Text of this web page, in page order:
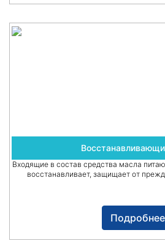
Входящие в состав средства масла
восстанавливает, защищает от
Подробнее